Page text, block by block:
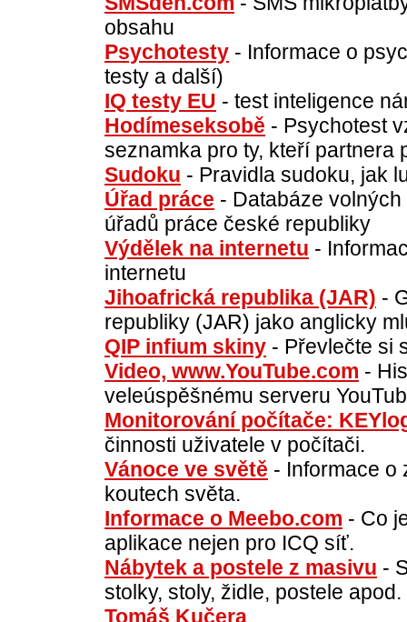
obsahu
Psychotesty - Informace o
testy a další)
IQ testy EU - test inteligence
Hodímeseksobě - Psychotest
seznamka pro ty, kteří partnera
Sudoku - Pravidla sudoku, jak
Úřad práce - Databáze
úřadů práce české republiky
Výdělek na internetu -
internetu
Jihoafrická republika (JAR) -
republiky (JAR) jako anglicky
QIP infium skiny - Převlečte si
Video, www.YouTube.com -
veleúspěšnému serveru
Monitorování počítače:
činnosti uživatele v počítači.
Vánoce ve světě - Informace o
koutech světa.
Informace o Meebo.com - Co
aplikace nejen pro ICQ síť.
Nábytek a postele z masivu -
stolky, stoly, židle, postele apod.
Tomáš Kučera